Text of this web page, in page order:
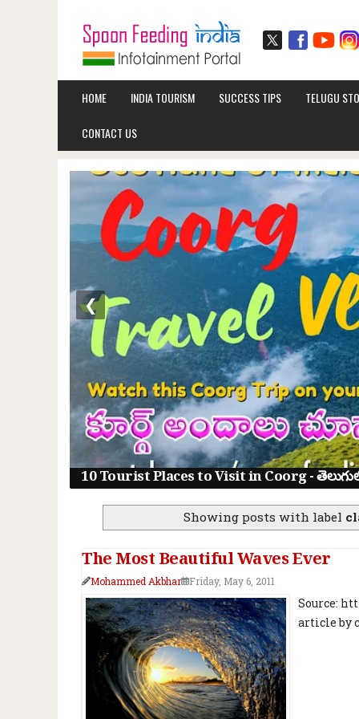
HOME INDIA TOURISM SUCCESS TIPS TELUGU
CONTACT US
10 Tourist Places to Visit in Coorg -
❮
Showing posts with label
The Most Beautiful Waves Ever
Mohammed Akbhar Friday, May 6, 2011
Source:
article by